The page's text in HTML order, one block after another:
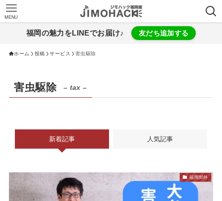
MENU
福岡の魅力をLINEでお届け♪ 友だち追加する
ホーム 投稿 サービス 害虫駆除
害虫駆除 – tax –
新着記事 人気記事
福岡郊外